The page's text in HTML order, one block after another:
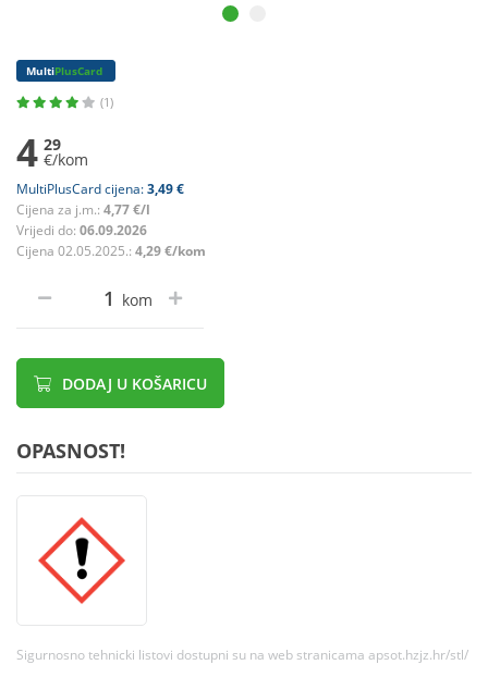
MultiPlusCard
(1)
4 29
€/kom
MultiPlusCard cijena:3,49 €
Cijena za j.m.: 4,77 €/l
Vrijedi do: 06.09.2026
Cijena 02.05.2025.: 4,29 €/kom
kom
DODAJ U KOŠARICU
OPASNOST!
Sigurnosno tehnicki listovi dostupni su na web stranicama apsot.hzjz.hr/stl/